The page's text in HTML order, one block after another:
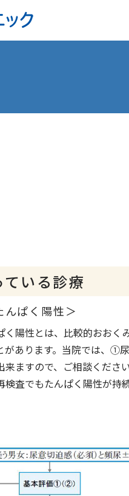
いる診療
ぱく陽性＞
陽性とは、比較的おお
があります。当院では、
ますので、ご相談ください
検査でもたんぱく陽性が